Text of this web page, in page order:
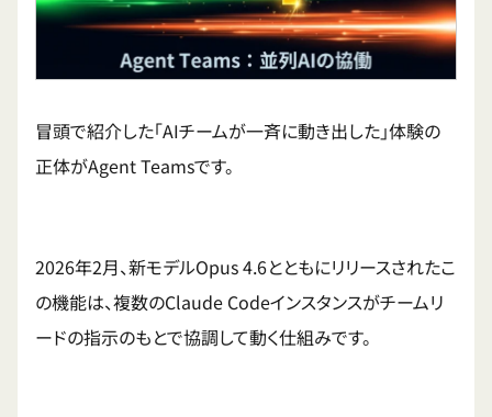
冒頭で紹介した「AIチームが一斉に動き出した」体験の
正体がAgent Teamsです。
2026年2月、新モデルOpus 4.6とともにリリースされたこ
の機能は、複数のClaude Codeインスタンスがチームリ
ードの指示のもとで協調して動く仕組みです。